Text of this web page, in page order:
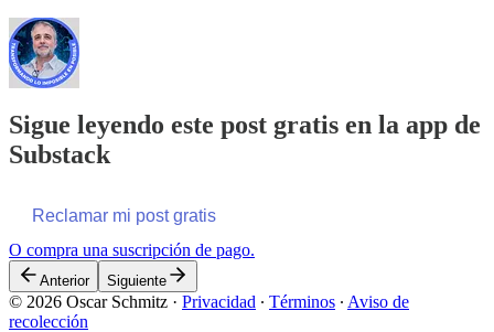
Sigue leyendo este post gratis en la app de
Substack
Reclamar mi post gratis
O compra una suscripción de pago.
Anterior Siguiente
© 2026 Oscar Schmitz · Privacidad ∙ Términos ∙ Aviso de
recolección